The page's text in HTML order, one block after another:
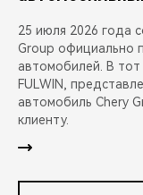
25 июля 2026 года
Group официально
автомобилей. В
FULWIN,
автомобиль Chery
клиенту.